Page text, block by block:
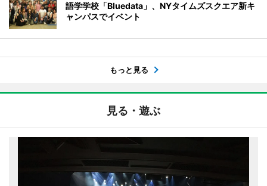
語学学校「Bluedata」、NYタイムズスクエア新キ
ャンパスでイベント
もっと見る
見る・遊ぶ